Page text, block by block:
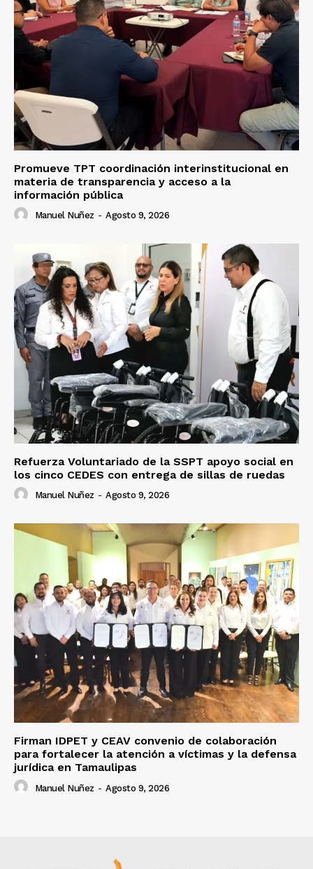
Promueve TPT coordinación interinstitucional en
materia de transparencia y acceso a la
información pública
Manuel Nuñez - Agosto 9, 2026
Refuerza Voluntariado de la SSPT apoyo social en
los cinco CEDES con entrega de sillas de ruedas
Manuel Nuñez - Agosto 9, 2026
Firman IDPET y CEAV convenio de colaboración
para fortalecer la atención a víctimas y la defensa
jurídica en Tamaulipas
Manuel Nuñez - Agosto 9, 2026